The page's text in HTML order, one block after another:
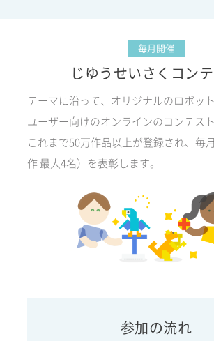
毎月開催
じゆうせいさくコン
テーマに沿って、オリジナルのロボッ
ユーザー向けのオンラインのコンテスト
これまで50万作品以上が登録され、毎
作 最大4名）を表彰します。
参加の流れ